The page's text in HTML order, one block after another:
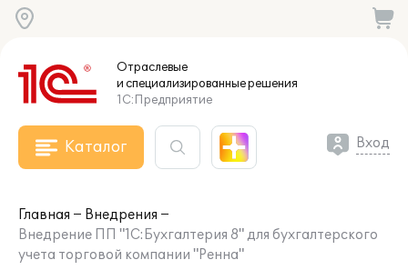
Отраслевые
и специализированныерешения
1С:Предприятие
Каталог Вход
Главная
Внедрения
Внедрение ПП "1С:Бухгалтерия 8" для бухгалтерского
учета торговой компании "Ренна"